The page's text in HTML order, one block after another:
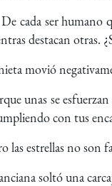
cada ser humano
destacan otras.
movió
unas se
con tus
las estrellas no son
soltó una